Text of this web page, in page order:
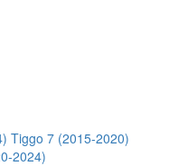
Tiggo 7 (2015-2020)
2024)